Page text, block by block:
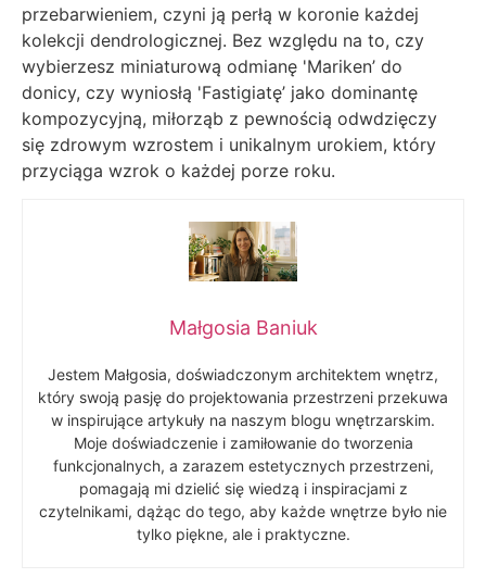
przebarwieniem, czyni ją perłą w koronie każdej
kolekcji dendrologicznej. Bez względu na to, czy
wybierzesz miniaturową odmianę 'Mariken’ do
donicy, czy wyniosłą 'Fastigiatę’ jako dominantę
kompozycyjną, miłorząb z pewnością odwdzięczy
się zdrowym wzrostem i unikalnym urokiem, który
przyciąga wzrok o każdej porze roku.
Małgosia Baniuk
Jestem Małgosia, doświadczonym architektem wnętrz,
który swoją pasję do projektowania przestrzeni przekuwa
w inspirujące artykuły na naszym blogu wnętrzarskim.
Moje doświadczenie i zamiłowanie do tworzenia
funkcjonalnych, a zarazem estetycznych przestrzeni,
pomagają mi dzielić się wiedzą i inspiracjami z
czytelnikami, dążąc do tego, aby każde wnętrze było nie
tylko piękne, ale i praktyczne.